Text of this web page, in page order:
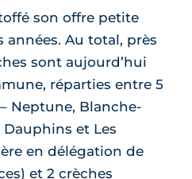
son offre petite
années. Au total, près
sont aujourd’hui
réparties entre 5
Neptune, Blanche-
Dauphins et Les
en délégation de
et 2 crèches